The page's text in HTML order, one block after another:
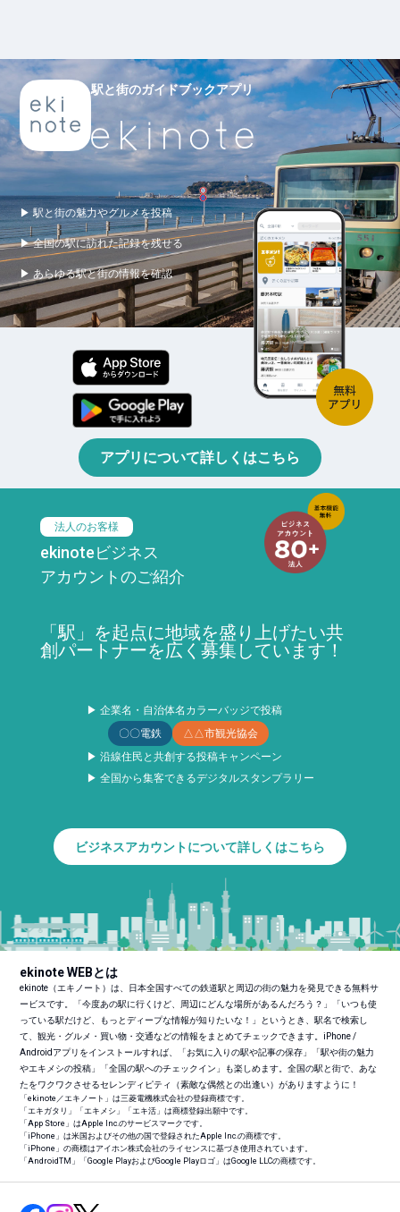
駅と街のガイドブックアプリ
▶ 駅と街の魅力やグルメを投稿
▶ 全国の駅に訪れた記録を残せる
▶ あらゆる駅と街の情報を確認
アプリについて詳しくはこちら
法人のお客様
ekinoteビジネス
アカウントのご紹介
「駅」を起点に地域を盛り上げたい共
創パートナーを広く募集しています！
▶ 企業名・自治体名カラーバッジで投稿
〇〇電鉄
△△市観光協会
▶ 沿線住民と共創する投稿キャンペーン
▶ 全国から集客できるデジタルスタンプラリー
ビジネスアカウントについて詳しくはこちら
ekinote WEBとは
ekinote（エキノート）は、日本全国すべての鉄道駅と周辺の街の魅力を発見できる無料サ
ービスです。「今度あの駅に行くけど、周辺にどんな場所があるんだろう？」「いつも使
っている駅だけど、もっとディープな情報が知りたいな！」というとき、駅名で検索し
て、観光・グルメ・買い物・交通などの情報をまとめてチェックできます。iPhone /
Androidアプリをインストールすれば、「お気に入りの駅や記事の保存」「駅や街の魅力
やエキメシの投稿」「全国の駅へのチェックイン」も楽しめます。全国の駅と街で、あな
たをワクワクさせるセレンディピティ（素敵な偶然との出逢い）がありますように！
「ekinote／エキノート」は三菱電機株式会社の登録商標です。
「エキガタリ」「エキメシ」「エキ活」は商標登録出願中です。
「App Store」はApple Inc.のサービスマークです。
「iPhone」は米国およびその他の国で登録されたApple Inc.の商標です。
「iPhone」の商標はアイホン株式会社のライセンスに基づき使用されています。
「AndroidTM 」「Google PlayおよびGoogle Playロゴ」はGoogle LLCの商標です。